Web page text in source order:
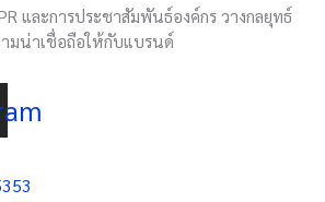
และการประชาสัมพันธ์องค์กร วางกลยุทธ์
ามน่าเชื่อถือให้กับแบรนด์